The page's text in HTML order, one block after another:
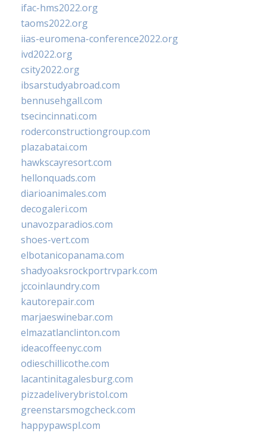
ifac-hms2022.org
taoms2022.org
iias-euromena-conference2022.org
ivd2022.org
csity2022.org
ibsarstudyabroad.com
bennusehgall.com
tsecincinnati.com
roderconstructiongroup.com
plazabatai.com
hawkscayresort.com
hellonquads.com
diarioanimales.com
decogaleri.com
unavozparadios.com
shoes-vert.com
elbotanicopanama.com
shadyoaksrockportrvpark.com
jccoinlaundry.com
kautorepair.com
marjaeswinebar.com
elmazatlanclinton.com
ideacoffeenyc.com
odieschillicothe.com
lacantinitagalesburg.com
pizzadeliverybristol.com
greenstarsmogcheck.com
happypawspl.com